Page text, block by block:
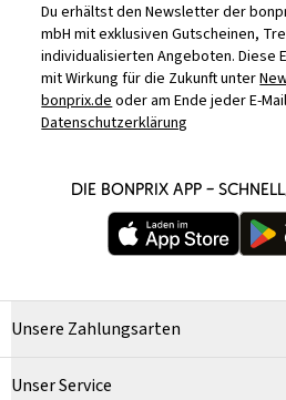
Du erhältst den Newsletter der
mbH mit exklusiven Gutscheinen,
individualisierten Angeboten. Diese
mit Wirkung für die Zukunft unter
bonprix.deoder am Ende jeder E-
Datenschutzerklärung
DIE BONPRIX APP –
Unsere Zahlungsarten
Unser Service